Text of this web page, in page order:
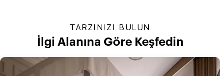
TARZINIZI BULUN
İlgi Alanına Göre Keşfedin